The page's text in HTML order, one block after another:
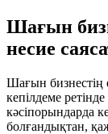
Шағын
несие
Шағын бизнестің
кепілдеме
кәсіпорындарда
болғандықтан,